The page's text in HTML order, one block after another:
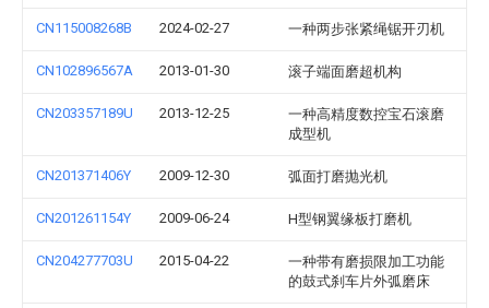
CN115008268B 2024-02-27 一种两步张紧绳锯开刃机
CN102896567A 2013-01-30 滚子端面磨超机构
CN203357189U 2013-12-25
一种高精度数控宝石滚磨
成型机
CN201371406Y 2009-12-30 弧面打磨抛光机
CN201261154Y 2009-06-24 H型钢翼缘板打磨机
CN204277703U 2015-04-22
一种带有磨损限加工功能
的鼓式刹车片外弧磨床